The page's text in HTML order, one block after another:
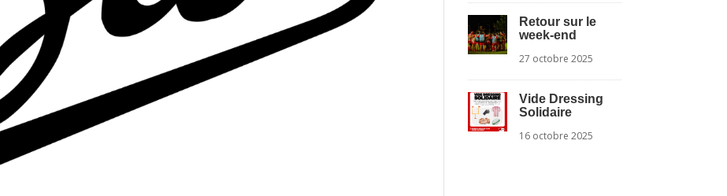
Retour sur le
week-end
27 octobre 2025
Vide Dressing
Solidaire
16 octobre 2025